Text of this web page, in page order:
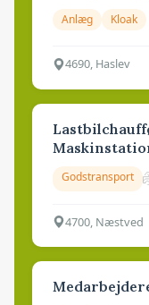
Anlæg Kloak
4690, Haslev
Godstransport
4700, Næstved